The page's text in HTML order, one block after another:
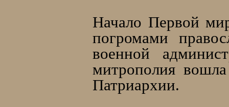
Начало Первой
погромами
военной
митрополия
Патриархии.